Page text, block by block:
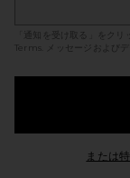
「通知を受け取る」をク
Terms
. メッセージおよび
または